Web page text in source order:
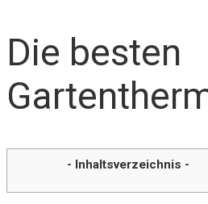
Die besten
- Inhaltsverzeichnis -